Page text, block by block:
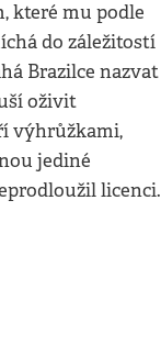
které mu podle
do záležitostí
Brazilce nazvat
oživit
výhrůžkami,
jediné
licenci.